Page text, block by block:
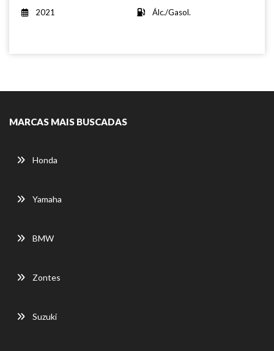
2021
Álc./Gasol.
MARCAS MAIS BUSCADAS
Honda
Yamaha
BMW
Zontes
Suzuki